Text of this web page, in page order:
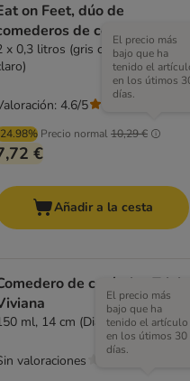
on Feet, dúo de
de cerámica
x 0,3 litros (gris claro/rosa/azul
Precio normal10,29 €
El precio más
bajo que ha
tenido el
en los útimos
días.
€
4.6/5
Añadir a la cesta
de cerámica Trixie
ml, 14 cm (Diám)
El precio más
bajo que ha
tenido el artículo
en los útimos 30
días.
valoraciones